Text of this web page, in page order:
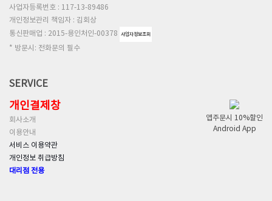
사업자등록번호 : 117-13-89486
개인정보관리 책임자 : 김회상
통신판매업 : 2015-용인처인-00378
사업자정보조회
* 방문시: 전화문의 필수
SERVICE
앱주문시 10%할인
Android App
개인결제창
회사소개
이용안내
서비스 이용약관
개인정보 취급방침
대리점 전용